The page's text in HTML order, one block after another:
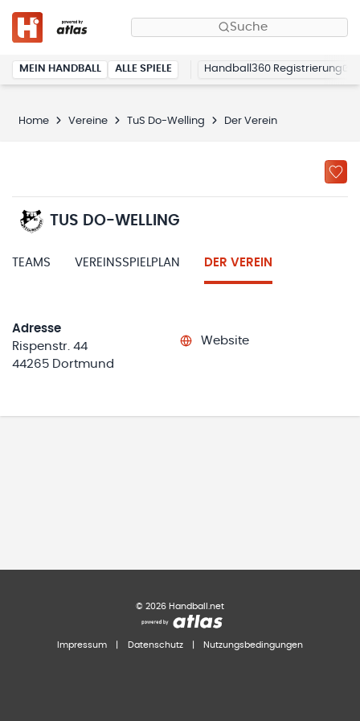
Suche
MEIN HANDBALL ALLE SPIELE Handball360 Registrierung
Home Vereine TuS Do-Welling Der Verein
TUS DO-WELLING
TEAMS VEREINSSPIELPLAN DER VEREIN
Adresse
Rispenstr. 44
44265 Dortmund
Website
© 2026 Handball.net
Impressum Datenschutz Nutzungsbedingungen